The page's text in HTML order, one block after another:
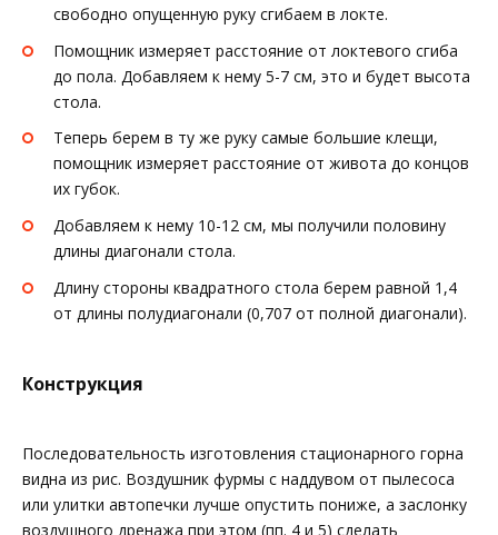
свободно опущенную руку сгибаем в локте.
Помощник измеряет расстояние от локтевого сгиба
до пола. Добавляем к нему 5-7 см, это и будет высота
стола.
Теперь берем в ту же руку самые большие клещи,
помощник измеряет расстояние от живота до концов
их губок.
Добавляем к нему 10-12 см, мы получили половину
длины диагонали стола.
Длину стороны квадратного стола берем равной 1,4
от длины полудиагонали (0,707 от полной диагонали).
Конструкция
Последовательность изготовления стационарного горна
видна из рис. Воздушник фурмы с наддувом от пылесоса
или улитки автопечки лучше опустить пониже, а заслонку
воздушного дренажа при этом (пп. 4 и 5) сделать